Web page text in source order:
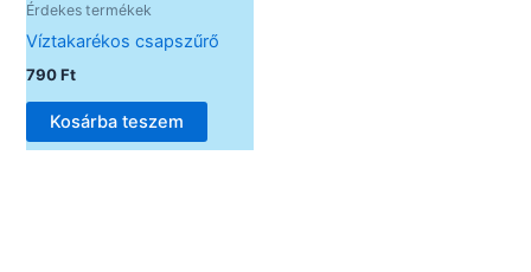
Érdekes termékek
Víztakarékos csapszűrő
790Ft
Kosárba teszem